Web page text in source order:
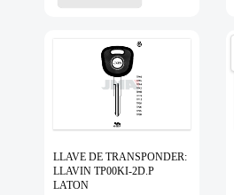
LLAVE DE TRANSPONDER:
LLAVIN TP00KI-2D.P
LATON